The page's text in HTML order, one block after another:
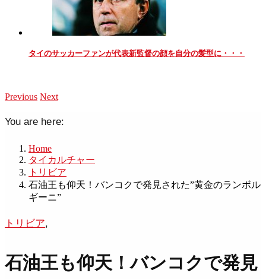
タイのサッカーファンが代表新監督の顔を自分の髪型に・・・
Previous Next
You are here:
Home
タイカルチャー
トリビア
石油王も仰天！バンコクで発見された”黄金のランボル
ギーニ”
トリビア,
石油王も仰天！バンコクで発見